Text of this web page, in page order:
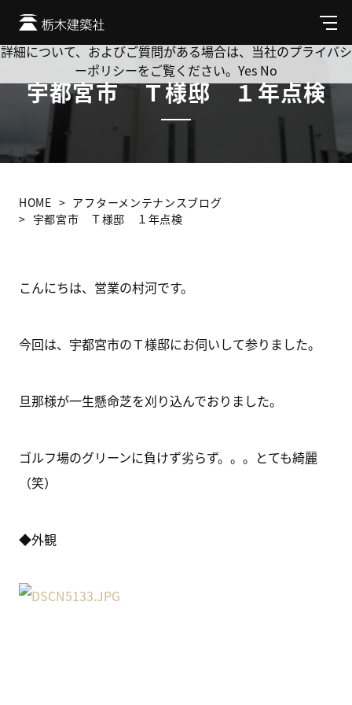
メ
ニ
ュ
宇都宮市 Ｔ様邸 １年点検
HOME
アフターメンテナンスブログ
宇都宮市 Ｔ様邸 １年点検
こんにちは、営業の村河です。
今回は、宇都宮市のＴ様邸にお伺いして参りました。
旦那様が一生懸命芝を刈り込んでおりました。
ゴルフ場のグリーンに負けず劣らず。。。とても綺麗
（笑）
◆外観
Cookie を使用して、お客様の活動を追跡してもよろしいです
か? 当社ではお客様のプライバシーを極めて重視しています。
詳細について、およびご質問がある場合は、当社のプライバシ
ーポリシーをご覧ください。 Yes No